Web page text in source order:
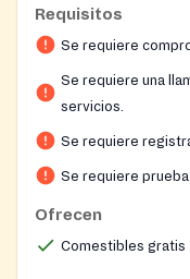
Requisitos
Se requiere
Se requiere una
servicios.
Se requiere
Se requiere
Ofrecen
Comestibles gratis